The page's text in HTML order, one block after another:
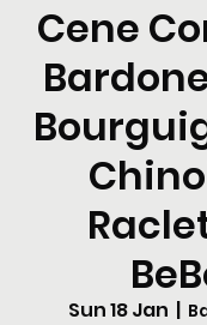
Cene
Sun 18 Jan
  |